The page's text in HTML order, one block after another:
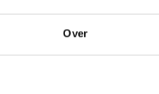
Over
een 4.5 uit 5